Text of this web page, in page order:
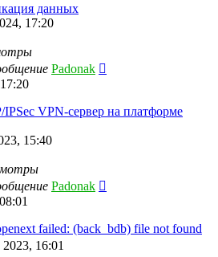
данных
17:20
Padonak
VPN-сервер на платформе
15:40
Padonak
failed: (back_bdb) file not found
16:01